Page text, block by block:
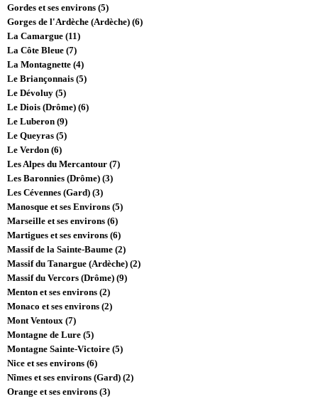
Gordes et ses environs (5)
Gorges de l'Ardèche (Ardèche) (6)
La Camargue (11)
La Côte Bleue (7)
La Montagnette (4)
Le Briançonnais (5)
Le Dévoluy (5)
Le Diois (Drôme) (6)
Le Luberon (9)
Le Queyras (5)
Le Verdon (6)
Les Alpes du Mercantour (7)
Les Baronnies (Drôme) (3)
Les Cévennes (Gard) (3)
Manosque et ses Environs (5)
Marseille et ses environs (6)
Martigues et ses environs (6)
Massif de la Sainte-Baume (2)
Massif du Tanargue (Ardèche) (2)
Massif du Vercors (Drôme) (9)
Menton et ses environs (2)
Monaco et ses environs (2)
Mont Ventoux (7)
Montagne de Lure (5)
Montagne Sainte-Victoire (5)
Nice et ses environs (6)
Nîmes et ses environs (Gard) (2)
Orange et ses environs (3)